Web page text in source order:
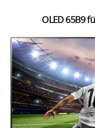
OLED 65B9